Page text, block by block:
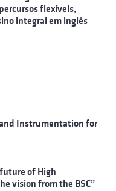
flexíveis,
integral em inglês
and Instrumentation for
of High
vision from the BSC”